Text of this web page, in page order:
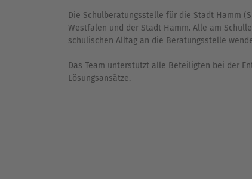
Die Schulberatungsstelle für die Stadt Hamm
Westfalen und der Stadt Hamm. Alle am
schulischen Alltag an die Beratungsstelle
Das Team unterstützt alle Beteiligten bei der
Lösungsansätze.